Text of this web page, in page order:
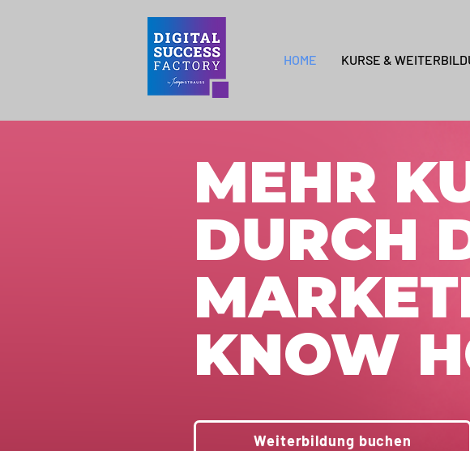
HOME KURSE &
MEHR
DURCH
KNOW
Weiterbildung buchen